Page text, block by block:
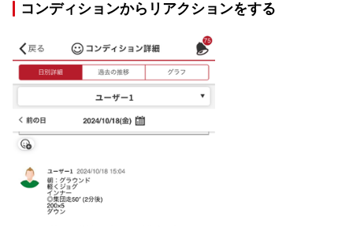
コンディションからリアクションをする